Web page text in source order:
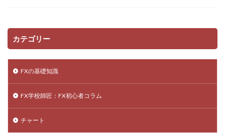
カテゴリー
FXの基礎知識
FX学校師匠：FX初心者コラム
チャート